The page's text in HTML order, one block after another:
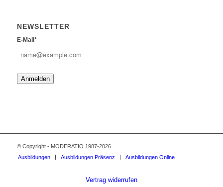
NEWSLETTER
E-Mail*
Anmelden
© Copyright - MODERATIO 1987-2026
Ausbildungen
Ausbildungen Präsenz Ausbildungen Online
Vertrag widerrufen